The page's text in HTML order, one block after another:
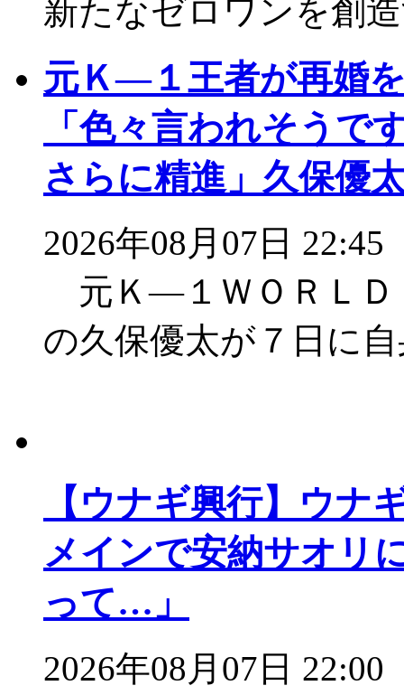
新たなゼロワンを創
元Ｋ―１王者が再婚
「色々言われそう
さらに精進」久保優
2026年08月07日 22:45
元Ｋ―１ＷＯＲＬＤ
の久保優太が７日に
【ウナギ興行】ウ
メインで安納サオリ
って…」
2026年08月07日 22:00